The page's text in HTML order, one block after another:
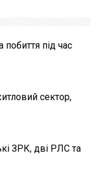
під час
сектор,
ЗРК, дві РЛС та